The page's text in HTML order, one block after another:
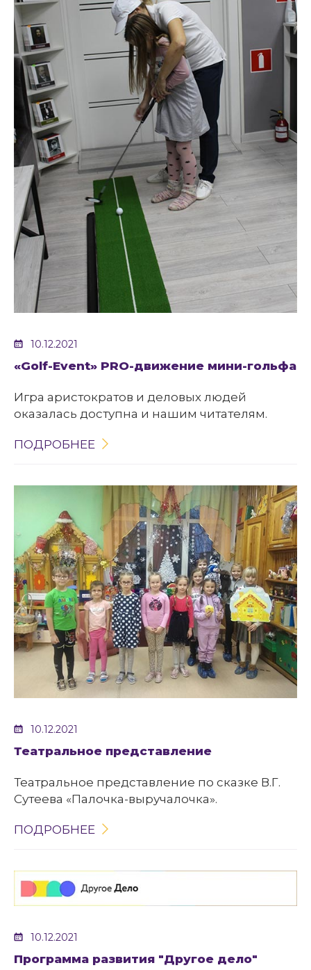
10.12.2021
«Golf-Event» PRO-движение мини-гольфа
Игра аристократов и деловых людей
оказалась доступна и нашим читателям.
ПОДРОБНЕЕ
10.12.2021
Театральное представление
Театральное представление по сказке В.Г.
Сутеева «Палочка-выручалочка».
ПОДРОБНЕЕ
10.12.2021
Программа развития "Другое дело"